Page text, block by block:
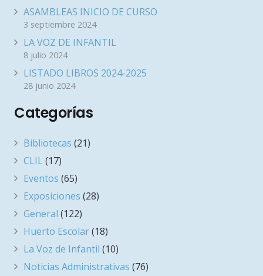
ASAMBLEAS INICIO DE CURSO
3 septiembre 2024
LA VOZ DE INFANTIL
8 julio 2024
LISTADO LIBROS 2024-2025
28 junio 2024
Categorías
Bibliotecas (21)
CLIL (17)
Eventos (65)
Exposiciones (28)
General (122)
Huerto Escolar(18)
La Voz de Infantil (10)
Noticias Administrativas (76)